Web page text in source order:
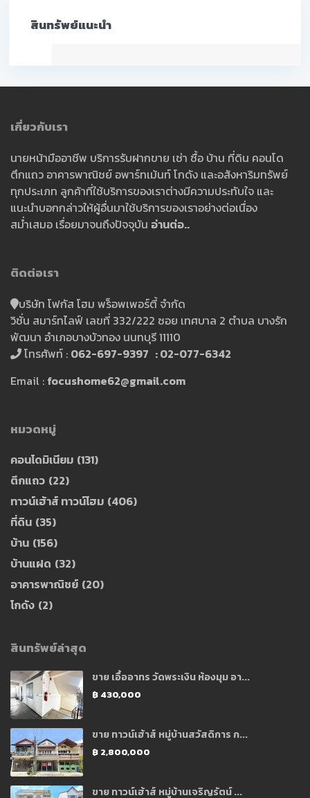
สินทรัพย์แนะนำ
เกี่ยวกับเรา
นายหน้ามืออาชีพ บริการรับฝากขาย เช่า ซื้อ บ้าน ที่ดิน คอนโด
ตึกแถว อาคารพาณิชย์ อพาร์ทเม้นท์ โกดัง และอสังหาริมทรัพย์
ทุกประเภท ลูกค้าที่ใช้บริการของเราต่างมีความประทับใจ และ
แนะนำบอกกล่าวให้ผู้อื่นมาใช้บริการของเราอย่างต่อเนื่อง
สม่ำเสมอ เรื่อยมาจนถึงปัจจุบัน อ่านต่อ..
ติดต่อเรา
บริษัท โฟกัส โฮม พร็อพเพอร์ตี้ จำกัด
วิชั่น สมาร์ทไลฟ์ เลขที่ 332/222 ซอย เทศบาล 2 ตำบล บางรัก
พัฒนา อำเภอบางบัวทอง นนทบุรี 11110
โทรศัพท์ : 062-697-9397 : 02-077-6342
Email : focushome62@gmail.com
หมวดหมู่
คอนโดมิเนียม (131)
ตึกแถว (22)
ทาวน์เฮ้าส์ ทาวน์โฮม (406)
ที่ดิน (35)
บ้าน (156)
บ้านแฝด (32)
อาคารพาณิชย์ (20)
โกดัง (2)
สินทรัพย์ล่าสุด
ขาย เอื้ออาทร วัดพระเงิน ห้องมุม อา...
฿ 430,000
ขาย ทาวน์เฮ้าส์ หมู่บ้านสวัสดิการ ก...
฿ 2,800,000
ขาย ทาวน์เฮ้าส์ หมู่บ้านเจริญรัตน์ ...